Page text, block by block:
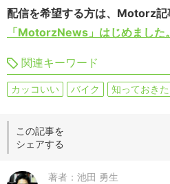
配信を希望する方は、Motorz記
「MotorzNews」はじめました。
関連キーワード
カッコいい バイク 知っておき
この記事を
シェアする
著者：池田 勇生